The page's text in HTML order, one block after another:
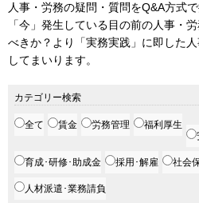
人事・労務の疑問・質問をQ&A方式
「今」発生している目の前の人事・
べきか？より「実務実践」に即した
してまいります。
カテゴリー検索
全て 賃金 労務管理
福利厚生
育成･研修･助成金 採用･解雇 社会
人材派遣･業務請負